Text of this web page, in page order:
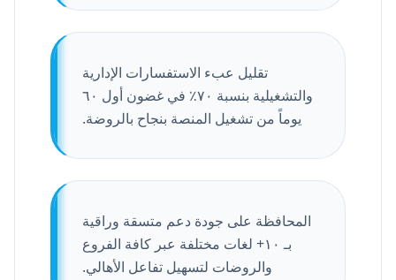
تقليل عبء الاستفسارات الإدارية
والتشغيلية بنسبة ٧٠٪ في غضون أول ٦٠
يوماً من تشغيل المنصة بنجاح بالروضة.
المحافظة على جودة دعم متسقة وراقية
بـ ١٠+ لغات مختلفة عبر كافة الفروع
والروضات لتسهيل تفاعل الأهالي.